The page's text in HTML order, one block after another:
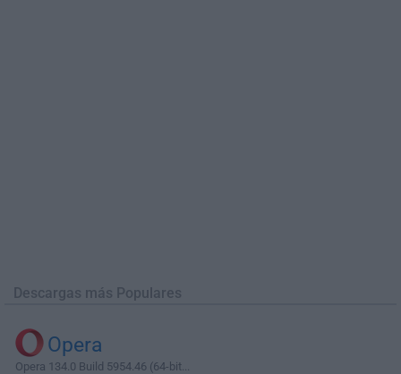
Descargas más Populares
Opera
Opera 134.0 Build 5954.46 (64-bit...